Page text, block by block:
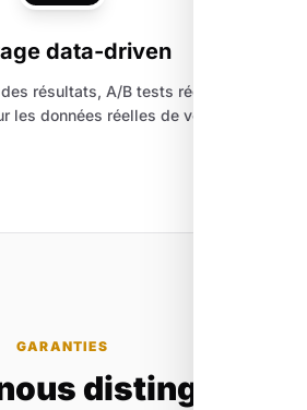
data-driven
résultats, A/B tests réguliers et
les données réelles de votre trafic.
GARANTIES
distingue